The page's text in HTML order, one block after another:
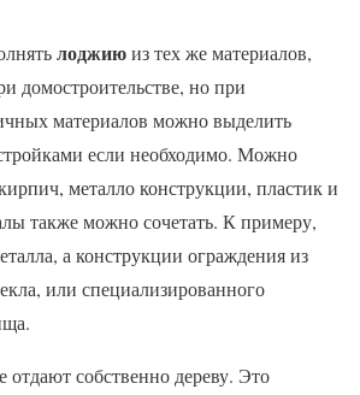
лоджиюиз тех же материалов,
домостроительстве, но при
материалов можно выделить
если необходимо. Можно
металло конструкции, пластик и
также можно сочетать. К примеру,
а конструкции ограждения из
или специализированного
отдают собственно дереву. Это